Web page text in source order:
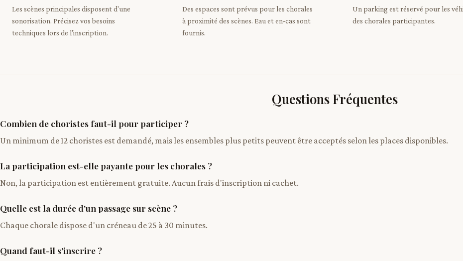
Les scènes principales disposent d'une
sonorisation. Précisez vos besoins
techniques lors de l'inscription.
Des espaces sont prévus pour les chorales
à proximité des scènes. Eau et en-cas sont
fournis.
Un parking est réservé pour les
des chorales participantes.
Questions Fréquentes
Combien de choristes faut-il pour participer ?
Un minimum de 12 choristes est demandé, mais les ensembles plus petits peuvent être acceptés selon les places disponibles.
La participation est-elle payante pour les chorales ?
Non, la participation est entièrement gratuite. Aucun frais d'inscription ni cachet.
Quelle est la durée d'un passage sur scène ?
Chaque chorale dispose d'un créneau de 25 à 30 minutes.
Quand faut-il s'inscrire ?